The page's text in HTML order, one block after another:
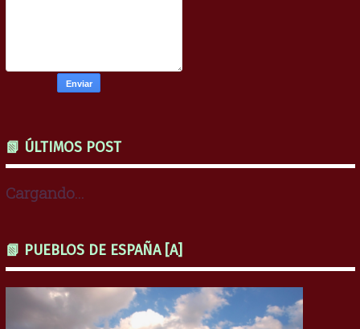
📗 ÚLTIMOS POST
Cargando...
📗 PUEBLOS DE ESPAÑA [A]